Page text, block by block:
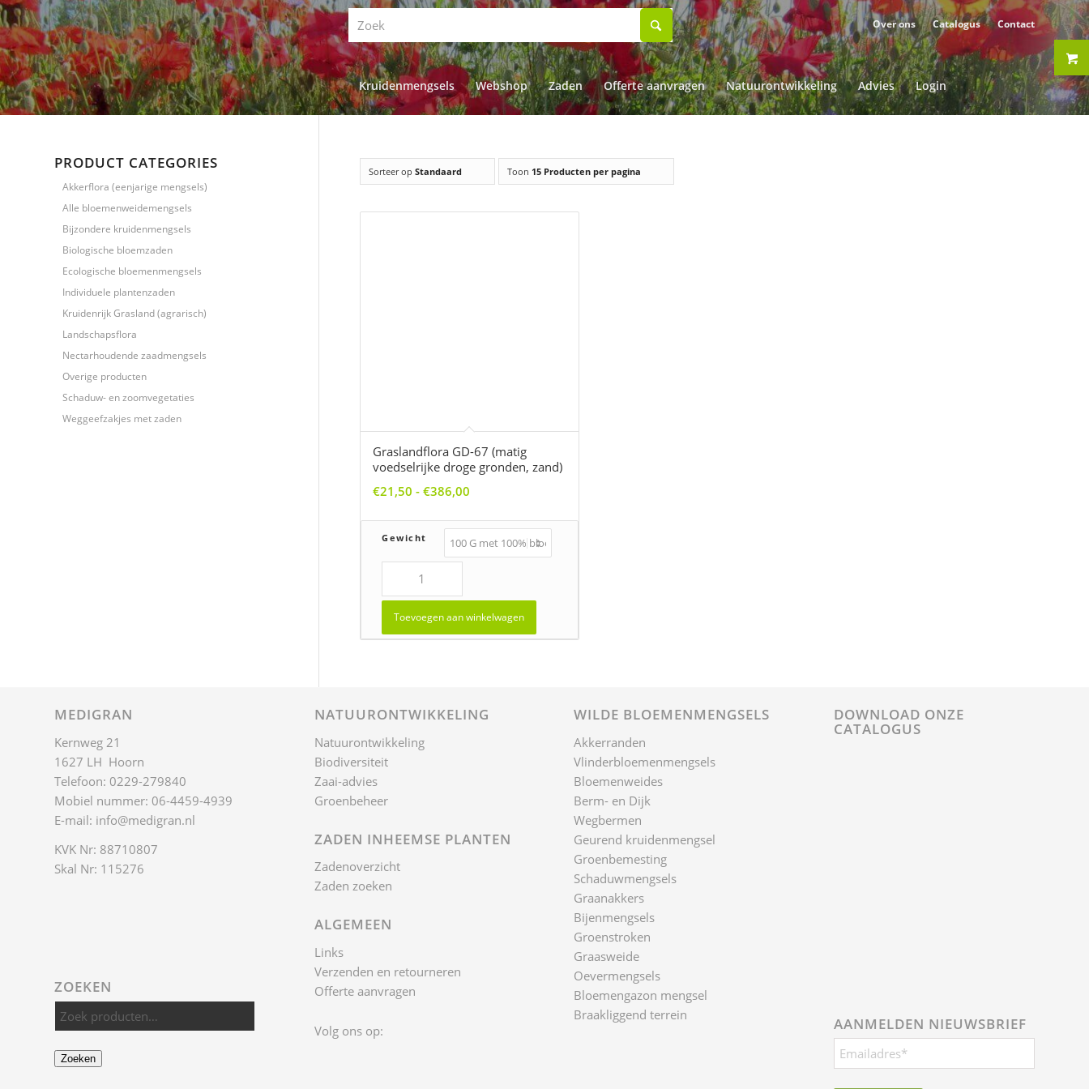
Over ons Catalogus Contact
Kruidenmengsels Webshop Zaden Offerte aanvragen Natuurontwikkeling Advies Login
Sorteer op Standaard Toon 15 Producten per pagina
Graslandflora GD-67 (matig
voedselrijke droge gronden, zand)
€21,50 - €386,00
tot
€386,00
Gewicht
Toevoegen aan winkelwagen
PRODUCT CATEGORIES
Akkerflora (eenjarige mengsels)
Alle bloemenweidemengsels
Bijzondere kruidenmengsels
Biologische bloemzaden
Ecologische bloemenmengsels
Individuele plantenzaden
Kruidenrijk Grasland (agrarisch)
Landschapsflora
Nectarhoudende zaadmengsels
Overige producten
Schaduw- en zoomvegetaties
Weggeefzakjes met zaden
MEDIGRAN
Kernweg 21
1627 LH Hoorn
Telefoon: 0229-279840
Mobiel nummer: 06-4459-4939
E-mail: info@medigran.nl
KVK Nr: 88710807
Skal Nr: 115276
ZOEKEN
Zoeken
NATUURONTWIKKELING
Natuurontwikkeling
Biodiversiteit
Zaai-advies
Groenbeheer
ZADEN INHEEMSE PLANTEN
Zadenoverzicht
Zaden zoeken
ALGEMEEN
Links
Verzenden en retourneren
Offerte aanvragen
Volg ons op:
WILDE BLOEMENMENGSELS
Akkerranden
Vlinderbloemenmengsels
Bloemenweides
Berm- en Dijk
Wegbermen
Geurend kruidenmengsel
Groenbemesting
Schaduwmengsels
Graanakkers
Bijenmengsels
Groenstroken
Graasweide
Oevermengsels
Bloemengazon mengsel
Braakliggend terrein
DOWNLOAD ONZE
CATALOGUS
AANMELDEN NIEUWSBRIEF